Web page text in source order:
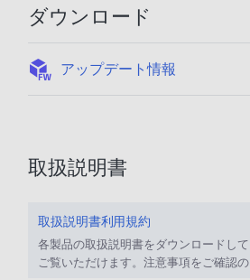
ダウンロード
アップデート情報
取扱説明書
取扱説明書利用規約
各製品の取扱説明書をダウンロードして
ご覧いただけます。注意事項をご確認の